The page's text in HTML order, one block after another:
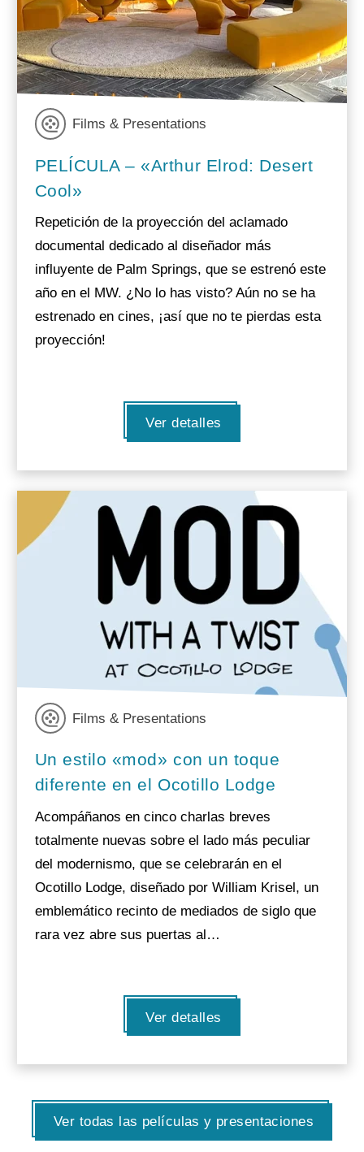
Films & Presentations
PELÍCULA – «Arthur Elrod: Desert
Cool»
Repetición de la proyección del aclamado
documental dedicado al diseñador más
influyente de Palm Springs, que se estrenó este
año en el MW. ¿No lo has visto? Aún no se ha
estrenado en cines, ¡así que no te pierdas esta
proyección!
Ver detalles
Films & Presentations
Un estilo «mod» con un toque
diferente en el Ocotillo Lodge
Acompáñanos en cinco charlas breves
totalmente nuevas sobre el lado más peculiar
del modernismo, que se celebrarán en el
Ocotillo Lodge, diseñado por William Krisel, un
emblemático recinto de mediados de siglo que
rara vez abre sus puertas al…
Ver detalles
Ver todas las películas y presentaciones